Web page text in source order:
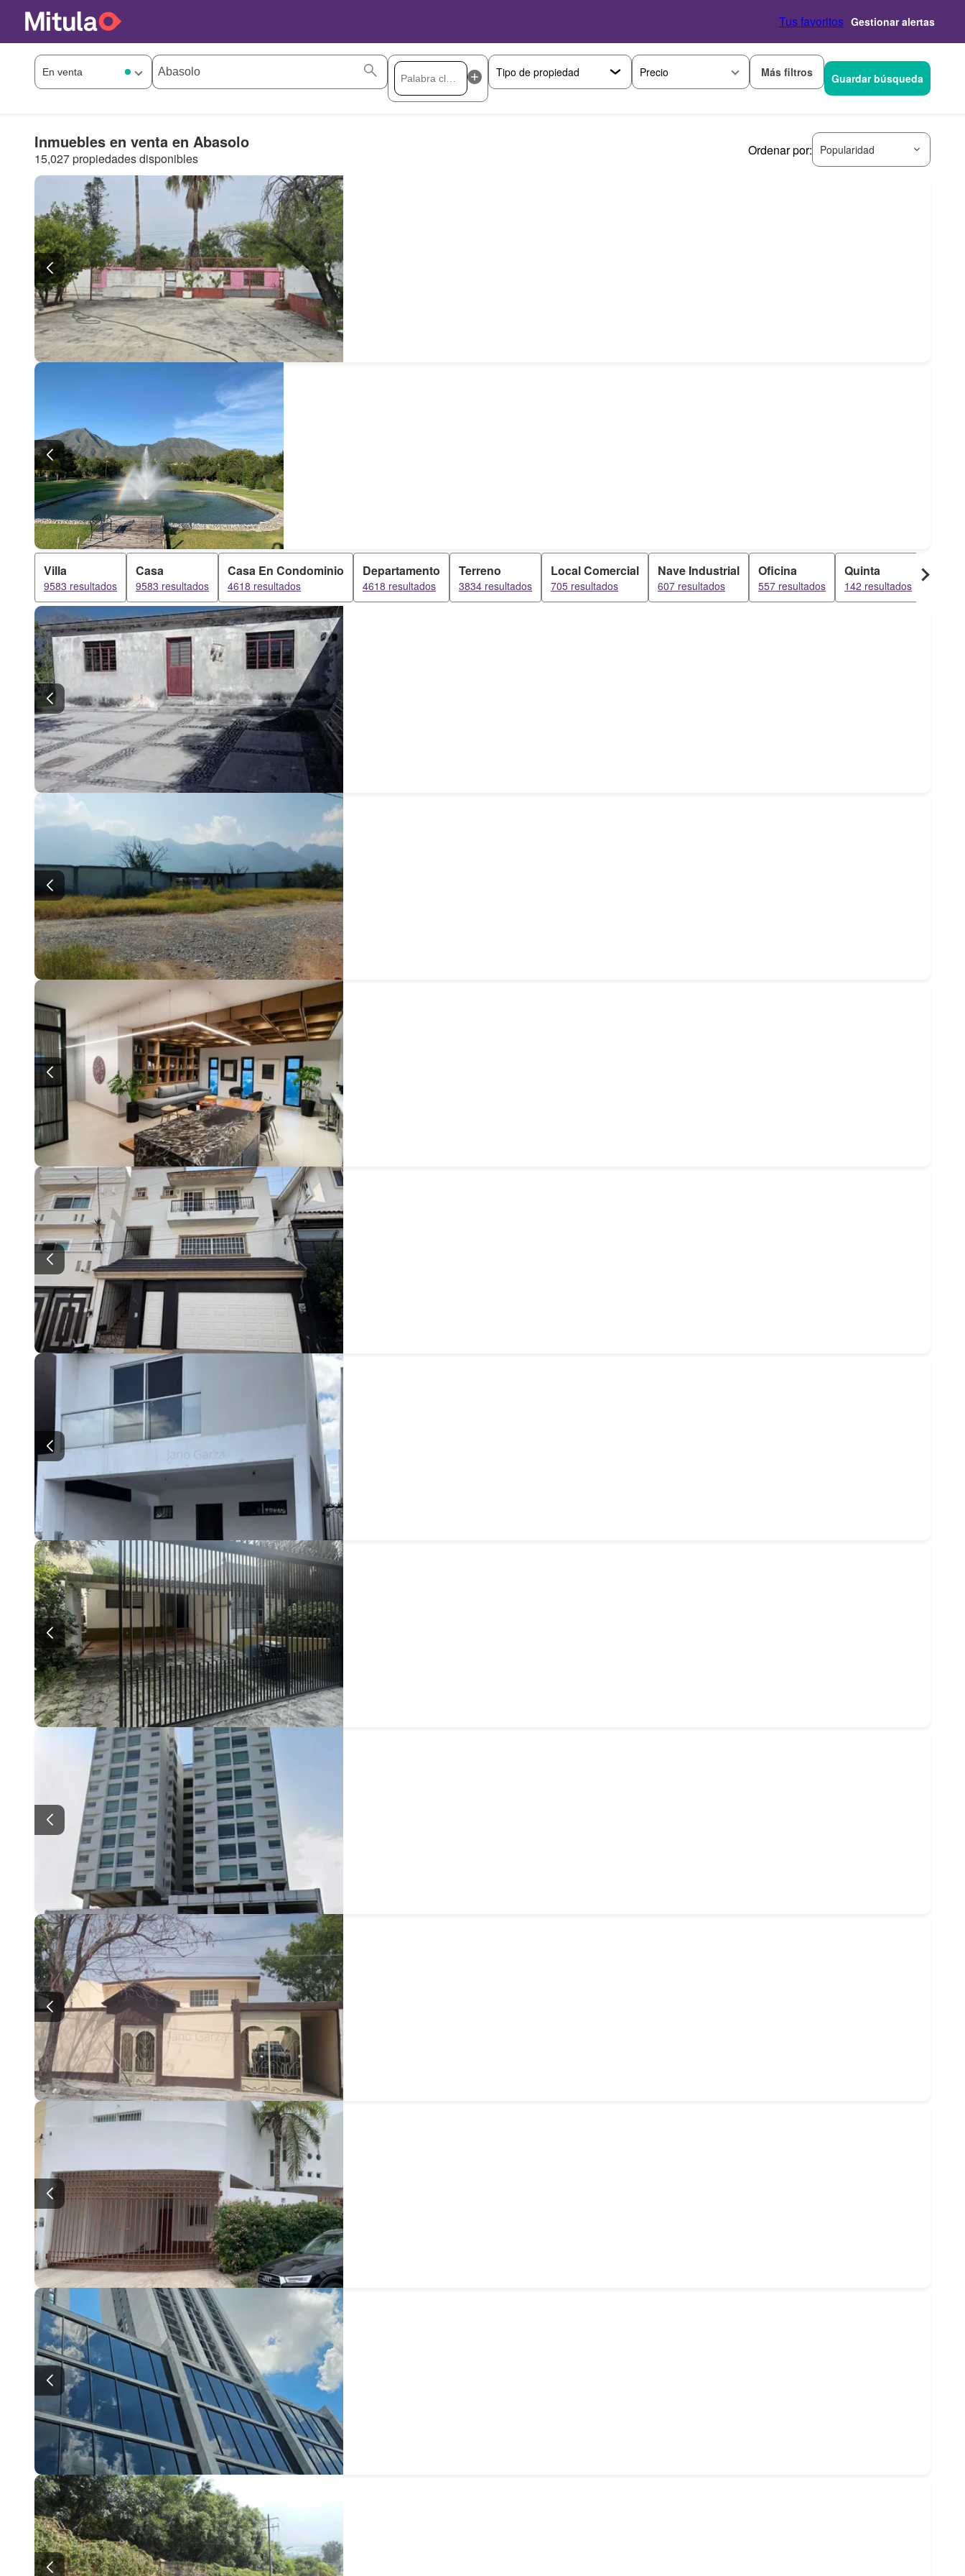
Tus favoritos Gestionar alertas
Precio Más filtros Guardar búsqueda
Inmuebles en venta en Abasolo
15,027 propiedades disponibles
Ordenar por: Popularidad
Villa
9583 resultados
Casa
9583 resultados
Casa En Condominio
4618 resultados
Departamento
4618 resultados
Terreno
3834 resultados
Local Comercial
705 resultados
Nave Industrial
607 resultados
Oficina
557 resultados
Quinta
142 resultados